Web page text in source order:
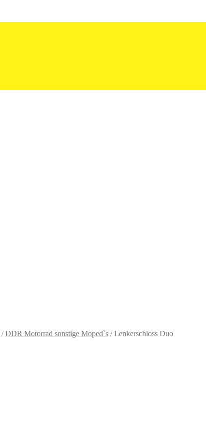
/DDR Motorrad sonstige Moped`s /Lenkerschloss Duo